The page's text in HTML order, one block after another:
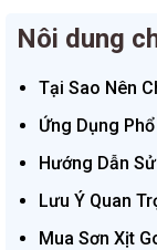
Nôi dung
Tại Sao Nên
Ứng Dụng
Hướng Dẫn
Lưu Ý Quan
Mua Sơn Xịt